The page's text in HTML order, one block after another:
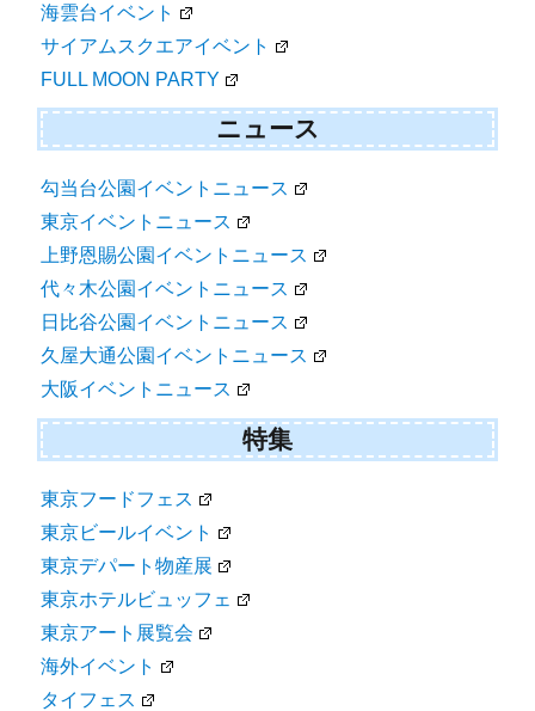
海雲台イベント
サイアムスクエアイベント
FULL MOON PARTY
ニュース
勾当台公園イベントニュース
東京イベントニュース
上野恩賜公園イベントニュース
代々木公園イベントニュース
日比谷公園イベントニュース
久屋大通公園イベントニュース
大阪イベントニュース
特集
東京フードフェス
東京ビールイベント
東京デパート物産展
東京ホテルビュッフェ
東京アート展覧会
海外イベント
タイフェス